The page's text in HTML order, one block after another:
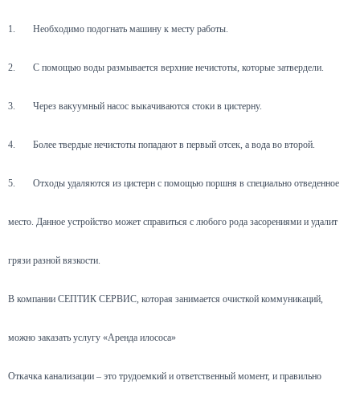
1. Необходимо подогнать машину к месту работы.
2. С помощью воды размывается верхние нечистоты, которые затвердели.
3. Через вакуумный насос выкачиваются стоки в цистерну.
4. Более твердые нечистоты попадают в первый отсек, а вода во второй.
5. Отходы удаляются из цистерн с помощью поршня в специально отведенное
место. Данное устройство может справиться с любого рода засорениями и удалит
грязи разной вязкости.
В компании СЕПТИК СЕРВИС, которая занимается очисткой коммуникаций,
можно заказать услугу «Аренда илососа»
Откачка канализации – это трудоемкий и ответственный момент, и правильно